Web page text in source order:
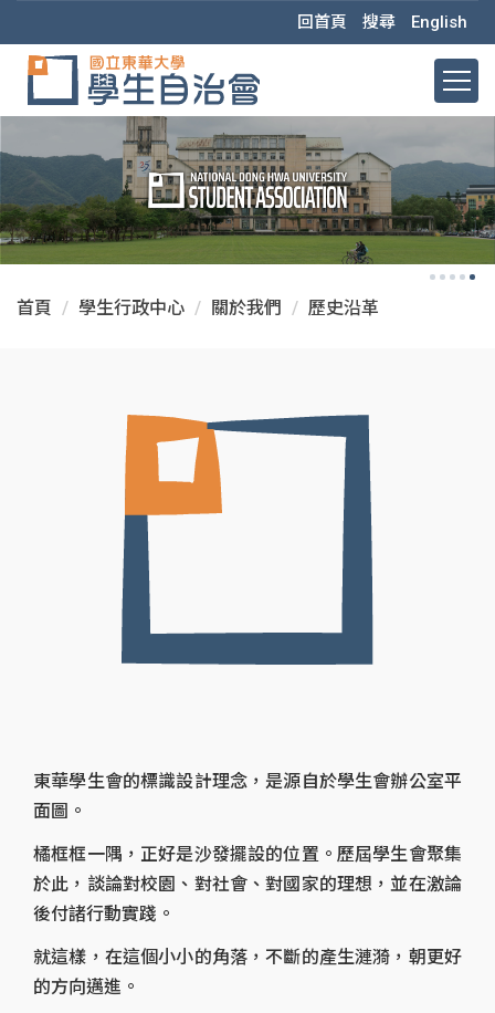
到
內
容
回首頁 搜尋 English
首頁 學生行政中心 關於我們 歷史沿革
東華學生會的標識設計理念，是源自於學生會辦公室平
面圖。
橘框框一隅，正好是沙發擺設的位置。歷屆學生會聚集
於此，談論對校園、對社會、對國家的理想，並在激論
後付諸行動實踐。
就這樣，在這個小小的角落，不斷的產生漣漪，朝更好
的方向邁進。